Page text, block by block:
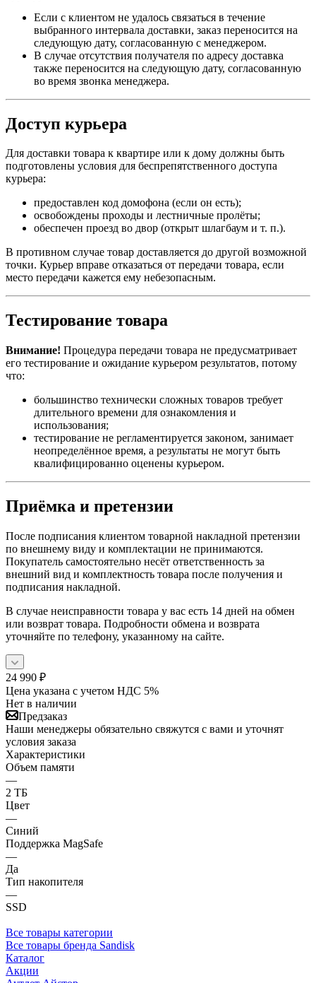
Если с клиентом не удалось связаться в течение
выбранного интервала доставки, заказ переносится на
следующую дату, согласованную с менеджером.
В случае отсутствия получателя по адресу доставка
также переносится на следующую дату, согласованную
во время звонка менеджера.
Доступ курьера
Для доставки товара к квартире или к дому должны быть
подготовлены условия для беспрепятственного доступа
курьера:
предоставлен код домофона (если он есть);
освобождены проходы и лестничные пролёты;
обеспечен проезд во двор (открыт шлагбаум и т. п.).
В противном случае товар доставляется до другой возможной
точки. Курьер вправе отказаться от передачи товара, если
место передачи кажется ему небезопасным.
Тестирование товара
Внимание! Процедура передачи товара не предусматривает
его тестирование и ожидание курьером результатов, потому
что:
большинство технически сложных товаров требует
длительного времени для ознакомления и
использования;
тестирование не регламентируется законом, занимает
неопределённое время, а результаты не могут быть
квалифицированно оценены курьером.
Приёмка и претензии
После подписания клиентом товарной накладной претензии
по внешнему виду и комплектации не принимаются.
Покупатель самостоятельно несёт ответственность за
внешний вид и комплектность товара после получения и
подписания накладной.
В случае неисправности товара у вас есть 14 дней на обмен
или возврат товара. Подробности обмена и возврата
уточняйте по телефону, указанному на сайте.
24 990 ₽
Цена указана с учетом НДС 5%
Нет в наличии
Предзаказ
Наши менеджеры обязательно свяжутся с вами и уточнят
условия заказа
Характеристики
Объем памяти
—
2 ТБ
Цвет
—
Синий
Поддержка MagSafe
—
Да
Тип накопителя
—
SSD
Все товары категории
Все товары бренда Sandisk
Каталог
Акции